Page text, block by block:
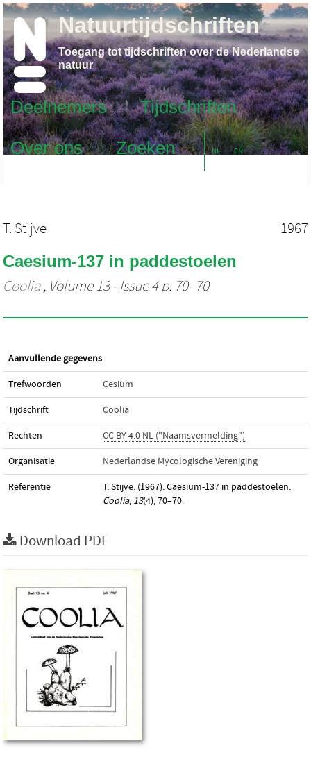
Deelnemers
Tijdschriften
Over ons
Zoeken NL EN
Natuurtijdschriften
Toegang tot tijdschriften over de Nederlandse
natuur
T. Stijve 1967
Caesium-137 in paddestoelen
Coolia, Volume 13 - Issue 4 p. 70- 70
Aanvullende gegevens
Trefwoorden Cesium
Tijdschrift Coolia
Rechten CC BY 4.0 NL ("Naamsvermelding")
Organisatie Nederlandse Mycologische Vereniging
Referentie
T. Stijve. (1967). Caesium-137 in paddestoelen.
Coolia, 13(4), 70–70.
Download PDF